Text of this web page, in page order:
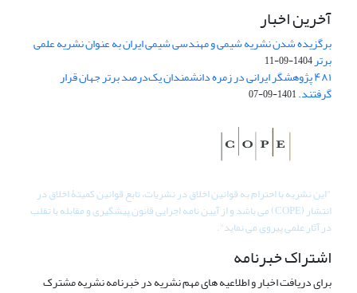
آخرین اخبار
برگزیده شدن نشریه شیمی و مهندسی شیمی ایران به عنوان نشریه علمی
برتر1404-09-11
۴۸۱ پژوهشگر ایرانی در زمره دانشمندان یک‌درصد برتر جهان قرار
گرفتند.1401-09-07
"این نشریه با احترام به قوانین اخلاق در نشریات، تابع قوانین کمیتۀ اخلاق در
انتشار (COPE) می باشد و از آیین نامه اجرایی قانون پیشگیری و مقابله با تقلب
در آثار علمی پیروی می نماید".
اشتراک خبرنامه
برای دریافت اخبار و اطلاعیه های مهم نشریه در خبرنامه نشریه مشترک